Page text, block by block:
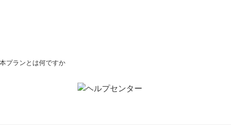
プランとは何ですか